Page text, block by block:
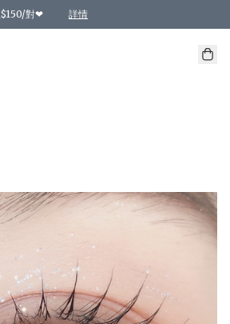
對❤ 詳情
❁⃘價❤︎數量有限 售完即止
$99✿數量有限 售完即止♫
折；買4件或以上85 折；買6件或以上8 折
；買4件HKD 260.00
；買4件HKD 360.00
；買4件HKD 180.00
；買4件HKD 320.00
HKD 148.00
HKD 148.00
折；買4件或以上9 折；買6件或以上85 折；買8件
折
減HKD 16.00；買4件或以上減HKD 32.00；買6
折；買4件或以上9 折；買8件或以上85 折；買12
優惠！（適用於 特定的送貨方式 )